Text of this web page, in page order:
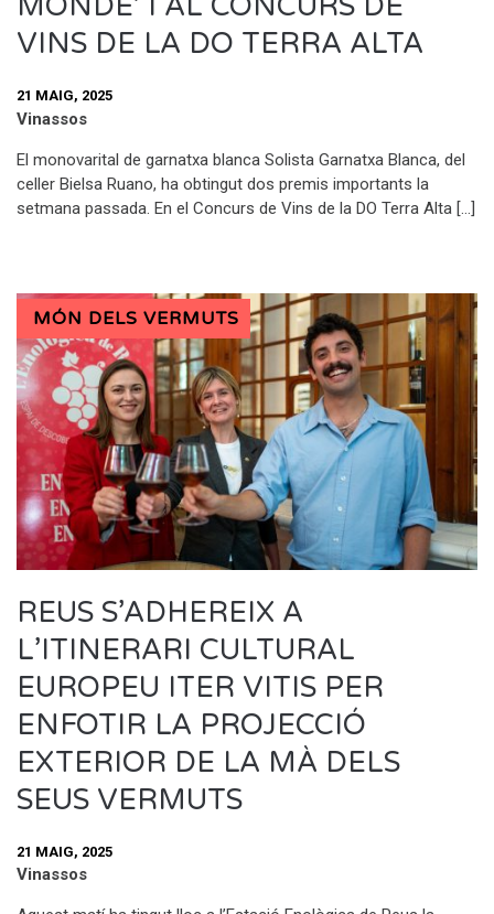
VINS DE LA DO TERRA ALTA
21 MAIG, 2025
Vinassos
El monovarital de garnatxa blanca Solista Garnatxa Blanca, del
celler Bielsa Ruano, ha obtingut dos premis importants la
setmana passada. En el Concurs de Vins de la DO Terra Alta […]
MÓN DELS VERMUTS
REUS S’ADHEREIX A
L’ITINERARI CULTURAL
EUROPEU ITER VITIS PER
ENFOTIR LA PROJECCIÓ
EXTERIOR DE LA MÀ DELS
SEUS VERMUTS
21 MAIG, 2025
Vinassos